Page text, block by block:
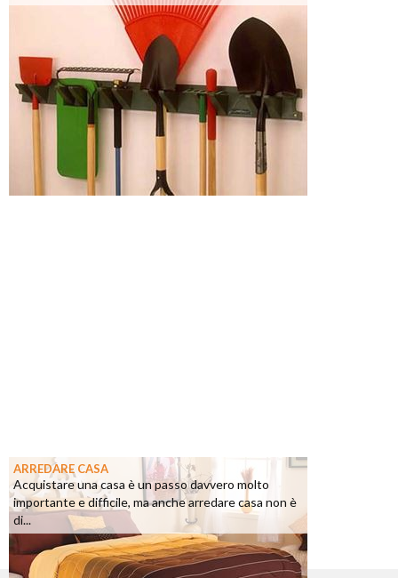
ARREDARE CASA
Acquistare una casa è un passo davvero molto
importante e difficile, ma anche arredare casa non è
di...